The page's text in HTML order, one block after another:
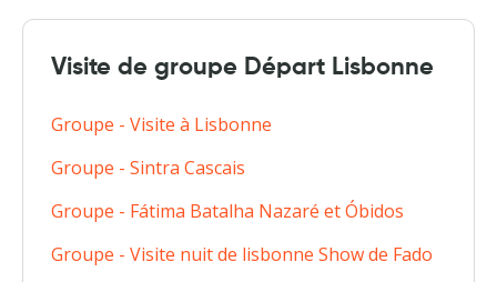
Visite de groupe Départ Lisbonne
Groupe - Visite à Lisbonne
Groupe - Sintra Cascais
Groupe - Fátima Batalha Nazaré et Óbidos
Groupe - Visite nuit de lisbonne Show de Fado